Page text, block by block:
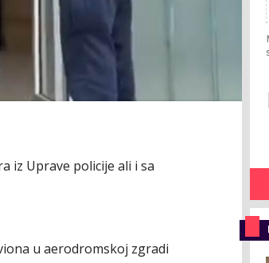
iz Uprave policije ali i sa
u aerodromskoj zgradi